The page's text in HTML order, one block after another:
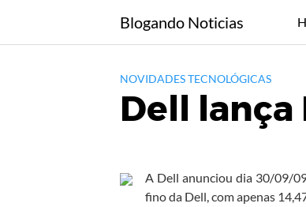
content
Blogando Noticias
NOVIDADES TECNOLÓGICAS
Dell
A Dell anunciou dia 30/09/
fino da Dell, com apenas